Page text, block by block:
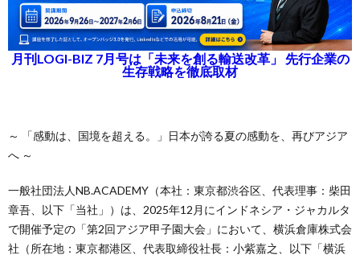
月刊LOGI-BIZ 7月号は「未来を創る輸送改革」 先行企業の
生存戦略を徹底取材
～ 「感動は、国境を超える。」日本が誇る夏の感動を、再びアジア
へ ～
一般社団法人NB.ACADEMY（本社：東京都渋谷区、代表理事：柴田
章吾、以下「当社」）は、2025年12月にインドネシア・ジャカルタ
で開催予定の「第2回アジア甲子園大会」において、横浜倉庫株式会
社（所在地：東京都港区、代表取締役社長：小紫嘉之、以下「横浜